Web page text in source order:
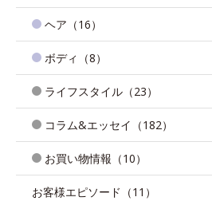
ヘア（16）
ボディ（8）
ライフスタイル（23）
コラム&エッセイ（182）
お買い物情報（10）
お客様エピソード（11）